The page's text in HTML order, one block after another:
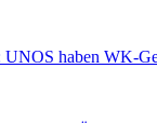
haben WK-